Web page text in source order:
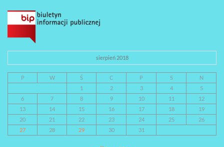
sierpień 2018
P W Ś C P S
N
1
2 3 4
5
6
7 8 9 10 11
12
13
14 15 16 17 18
19
20
21 22 23 24 25
26
27
28 29 30 31